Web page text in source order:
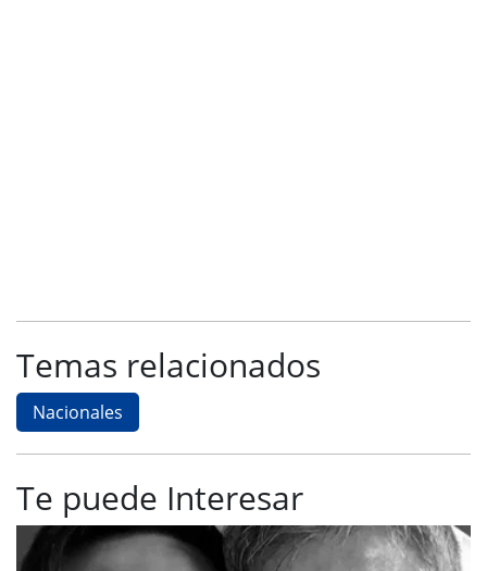
Temas relacionados
Nacionales
Te puede Interesar